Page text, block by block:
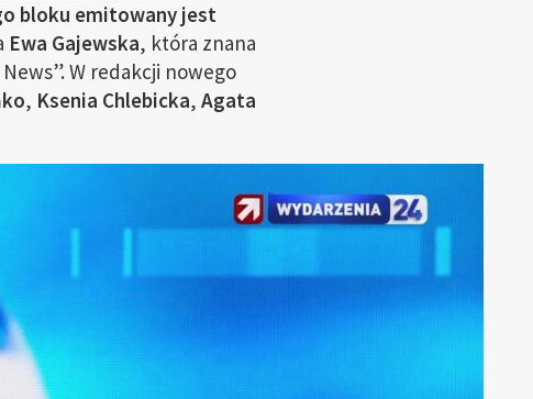
bloku emitowany jest
Ewa Gajewska, która znana
W redakcji nowego
, Ksenia Chlebicka, Agata